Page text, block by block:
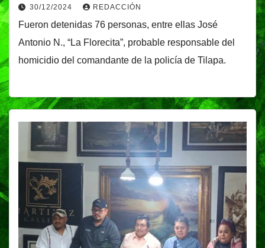
30/12/2024 REDACCIÓN
Fueron detenidas 76 personas, entre ellas José
Antonio N., “La Florecita”, probable responsable del
homicidio del comandante de la policía de Tilapa.